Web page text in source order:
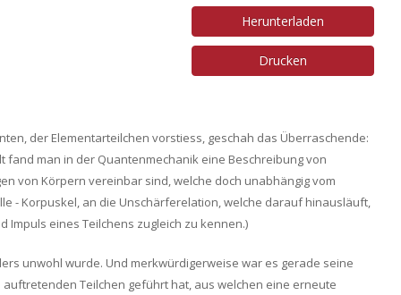
Herunterladen
Drucken
der Elementarteilchen vorstiess, geschah das Überraschende:
man in der Quantenmechanik eine Beschreibung von
von Körpern vereinbar sind, welche doch unabhängig vom
- Korpuskel, an die Unschärferelation, welche darauf hinausläuft,
Impuls eines Teilchens zugleich zu kennen.)
unwohl wurde. Und merkwürdigerweise war es gerade seine
Teilchen geführt hat, aus welchen eine erneute